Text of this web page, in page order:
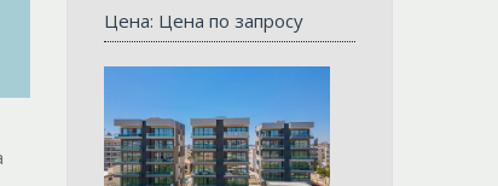
Цена: Цена по запросу